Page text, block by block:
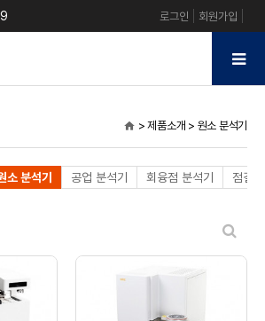
로그인 회원가입
home > 제품소개 > 원소 분석기
소 분석기 공업 분석기 회융점 분석기 점결